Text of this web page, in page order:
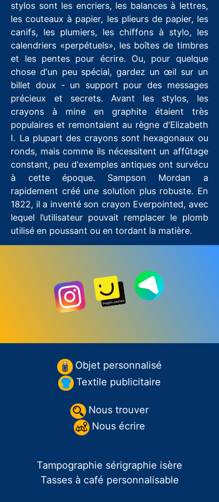
stylos sont les encriers, les balances à lettres,
les couteaux à papier, les plieurs de papier, les
canifs, les plumiers, les chiffons à stylo, les
calendriers «perpétuels», les boîtes de timbres
et les pentes pour écrire. Ou, pour quelque
chose d'un peu spécial, gardez un œil sur un
billet doux - un support pour des messages
précieux et secrets. Avant les stylos, les
crayons à mine en graphite étaient très
populaires et remontaient au règne d'Elizabeth
I. La plupart des crayons sont hexagonaux ou
ronds, mais comme ils nécessitent un affûtage
constant, peu d'exemples antiques ont survécu
à cette époque. Sampson Mordan a
rapidement créé une solution plus robuste. En
1822, il a inventé son crayon Everpointed, avec
lequel l’utilisateur pouvait remplacer le plomb
utilisé en poussant ou en tordant la matière.
Objet personnalisé
Textile publicitaire
Nous trouver
Nous écrire
Tampographie sérigraphie isère
Tasses à café personnalisable